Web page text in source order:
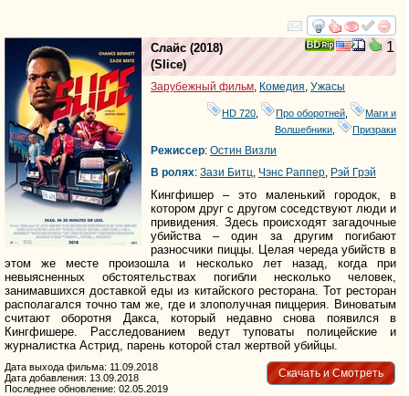
смотреть
1
Слайс (2018)
(Slice)
Зарубежный фильм Комедия Ужасы
HD 720 Про оборотней
Маги и
Волшебники
Призраки
Режиссер: Остин Визли
В ролях: Зази Битц Чэнс Раппер Рэй Грэй
Кингфишер – это маленький городок, в
котором друг с другом соседствуют люди и
привидения. Здесь происходят загадочные
убийства – один за другим погибают
разносчики пиццы. Целая череда убийств в
этом же месте произошла и несколько лет назад, когда при
невыясненных обстоятельствах погибли несколько человек,
занимавшихся доставкой еды из китайского ресторана. Тот ресторан
располагался точно там же, где и злополучная пиццерия. Виноватым
считают оборотня Дакса, который недавно снова появился в
Кингфишере. Расследованием ведут туповаты полицейские и
журналистка Астрид, парень которой стал жертвой убийцы.
Скачать и Смотреть
Дата выхода фильма: 11.09.2018
Дата добавления: 13.09.2018
Последнее обновление: 02.05.2019